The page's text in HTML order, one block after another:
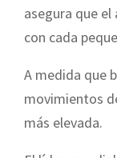
asegura que
con cada
A medida que
movimientos
más elevada.